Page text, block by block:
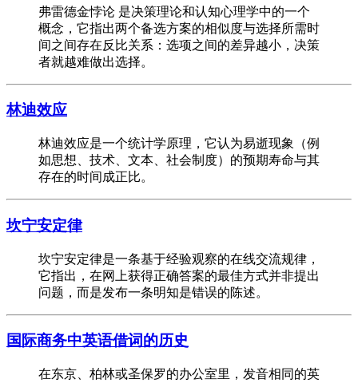
弗雷德金悖论 是决策理论和认知心理学中的一个
概念，它指出两个备选方案的相似度与选择所需时
间之间存在反比关系：选项之间的差异越小，决策
者就越难做出选择。
林迪效应
林迪效应是一个统计学原理，它认为易逝现象（例
如思想、技术、文本、社会制度）的预期寿命与其
存在的时间成正比。
坎宁安定律
坎宁安定律是一条基于经验观察的在线交流规律，
它指出，在网上获得正确答案的最佳方式并非提出
问题，而是发布一条明知是错误的陈述。
国际商务中英语借词的历史
在东京、柏林或圣保罗的办公室里，发音相同的英